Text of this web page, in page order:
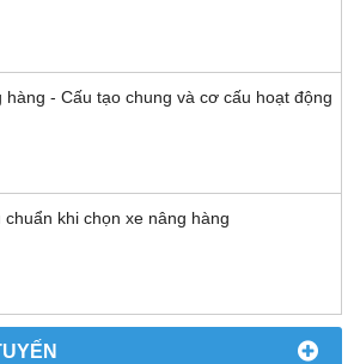
hàng - Cấu tạo chung và cơ cấu hoạt động
chuẩn khi chọn xe nâng hàng